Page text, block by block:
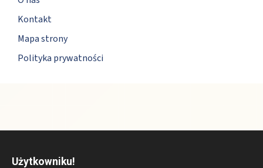
Kontakt
Mapa strony
Polityka prywatności
Użytkowniku!